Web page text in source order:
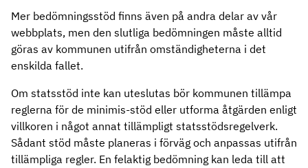
Mer bedömningsstöd finns även på andra delar av vår
webbplats, men den slutliga bedömningen måste alltid
göras av kommunen utifrån omständigheterna i det
enskilda fallet.
Om statsstöd inte kan uteslutas bör kommunen tillämpa
reglerna för de minimis-stöd eller utforma åtgärden enligt
villkoren i något annat tillämpligt statsstödsregelverk.
Sådant stöd måste planeras i förväg och anpassas utifrån
tillämpliga regler. En felaktig bedömning kan leda till att